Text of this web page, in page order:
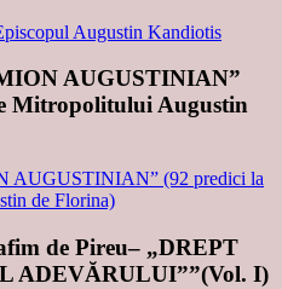
AUGUSTINIAN”
Mitropolitului Augustin
de Pireu– „DREPT
ADEVĂRULUI””(Vol. I)